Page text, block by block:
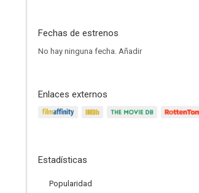
Fechas de estrenos
No hay ninguna fecha. Añadir
Enlaces externos
Estadísticas
Popularidad